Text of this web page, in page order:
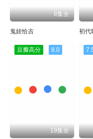
8集全
鬼娃恰吉 初代
豆瓣高分 8.0
19集全